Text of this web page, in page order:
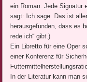
ein Roman. Jede Signatur
sagt: Ich sage. Das ist
herausgefunden, dass es
rede ich“ gibt.)
Ein Libretto für eine Oper
einer Konferenz für
In der Literatur kann man